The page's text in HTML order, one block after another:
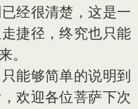
经很清楚，这是一
捷径，终究也只能
。
够简单的说明到
欢迎各位菩萨下次